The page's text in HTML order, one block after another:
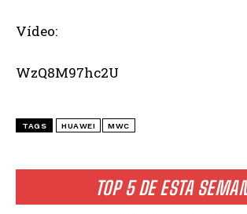
TOP 5 DE ESTA
Vídeo:
WzQ8M97hc2U
TAGS HUAWEI MWC